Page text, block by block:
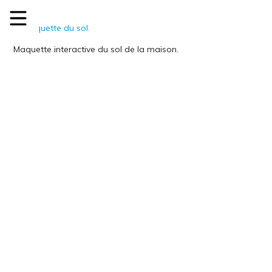
Maquette interactive du sol de la maison.